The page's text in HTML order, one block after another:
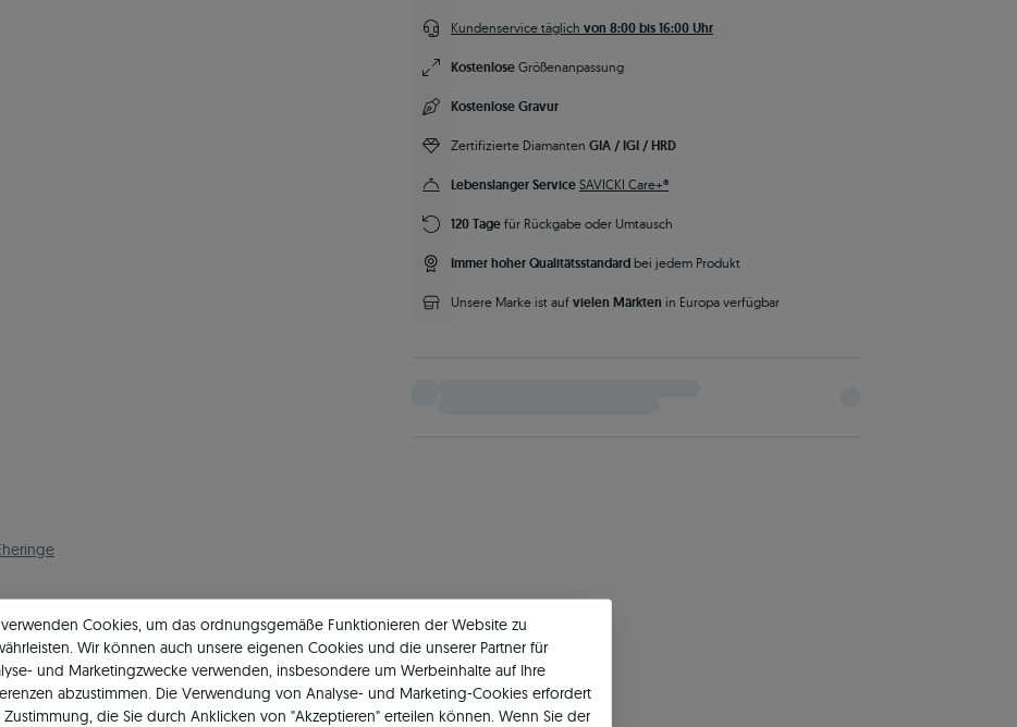
Kundenservice täglich von 8:00 bis 16:00 Uhr
Kostenlose Größenanpassung
Kostenlose Gravur
Zertifizierte Diamanten GIA / IGI / HRD
Lebenslanger Service SAVICKI Care+®
120 Tage für Rückgabe oder Umtausch
Immer hoher Qualitätsstandard bei jedem Produkt
Unsere Marke ist auf vielen Märkten in Europa verfügbar
Ehering
Cookies, um das ordnungsgemäße Funktionieren der Website zu
Wir können auch unsere eigenen Cookies und die unserer Partner für
und Marketingzwecke verwenden, insbesondere um Werbeinhalte auf Ihre
abzustimmen. Die Verwendung von Analyse- und Marketing-Cookies erfordert
Zustimmung, die Sie durch Anklicken von "Akzeptieren" erteilen können. Wenn Sie der